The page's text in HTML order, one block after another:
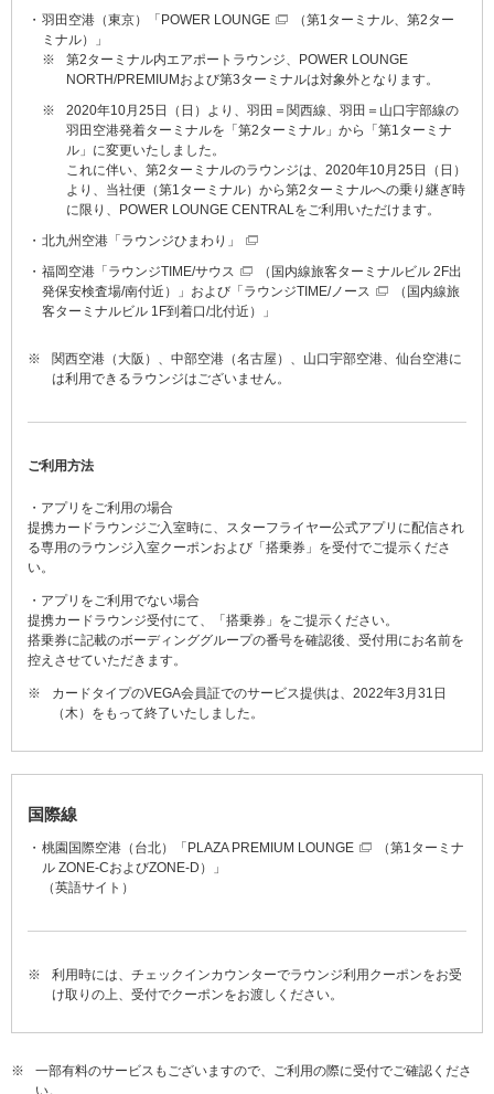
羽田空港（東京）「 POWER LOUNGE
（第1ターミナル、第2ター
ミナル）」
※
第2ターミナル内エアポートラウンジ、POWER LOUNGE
NORTH/PREMIUMおよび第3ターミナルは対象外となります。
※
2020年10月25日（日）より、羽田＝関西線、羽田＝山口宇部線の
羽田空港発着ターミナルを「第2ターミナル」から「第1ターミナ
ル」に変更いたしました。
これに伴い、第2ターミナルのラウンジは、2020年10月25日（日）
より、当社便（第1ターミナル）から第2ターミナルへの乗り継ぎ時
に限り、POWER LOUNGE CENTRALをご利用いただけます。
北九州空港 「ラウンジひまわり」
福岡空港「 ラウンジTIME/サウス
（国内線旅客ターミナルビル 2F出
発保安検査場/南付近）」および「 ラウンジTIME/ノース
（国内線旅
客ターミナルビル 1F到着口/北付近）」
※
関西空港（大阪）、中部空港（名古屋）、山口宇部空港、仙台空港に
は利用できるラウンジはございません。
ご利用方法
・アプリをご利用の場合
提携カードラウンジご入室時に、スターフライヤー公式アプリに配信され
る専用のラウンジ入室クーポンおよび「搭乗券」を受付でご提示くださ
い。
・アプリをご利用でない場合
提携カードラウンジ受付にて、「搭乗券」をご提示ください。
搭乗券に記載のボーディンググループの番号を確認後、受付用にお名前を
控えさせていただきます。
※
カードタイプのVEGA会員証でのサービス提供は、2022年3月31日
（木）をもって終了いたしました。
国際線
桃園国際空港（台北）「 PLAZA PREMIUM LOUNGE
（第1ターミナ
ル ZONE-CおよびZONE-D）」
（英語サイト）
※
利用時には、チェックインカウンターでラウンジ利用クーポンをお受
け取りの上、受付でクーポンをお渡しください。
※
一部有料のサービスもございますので、ご利用の際に受付でご確認くださ
い。